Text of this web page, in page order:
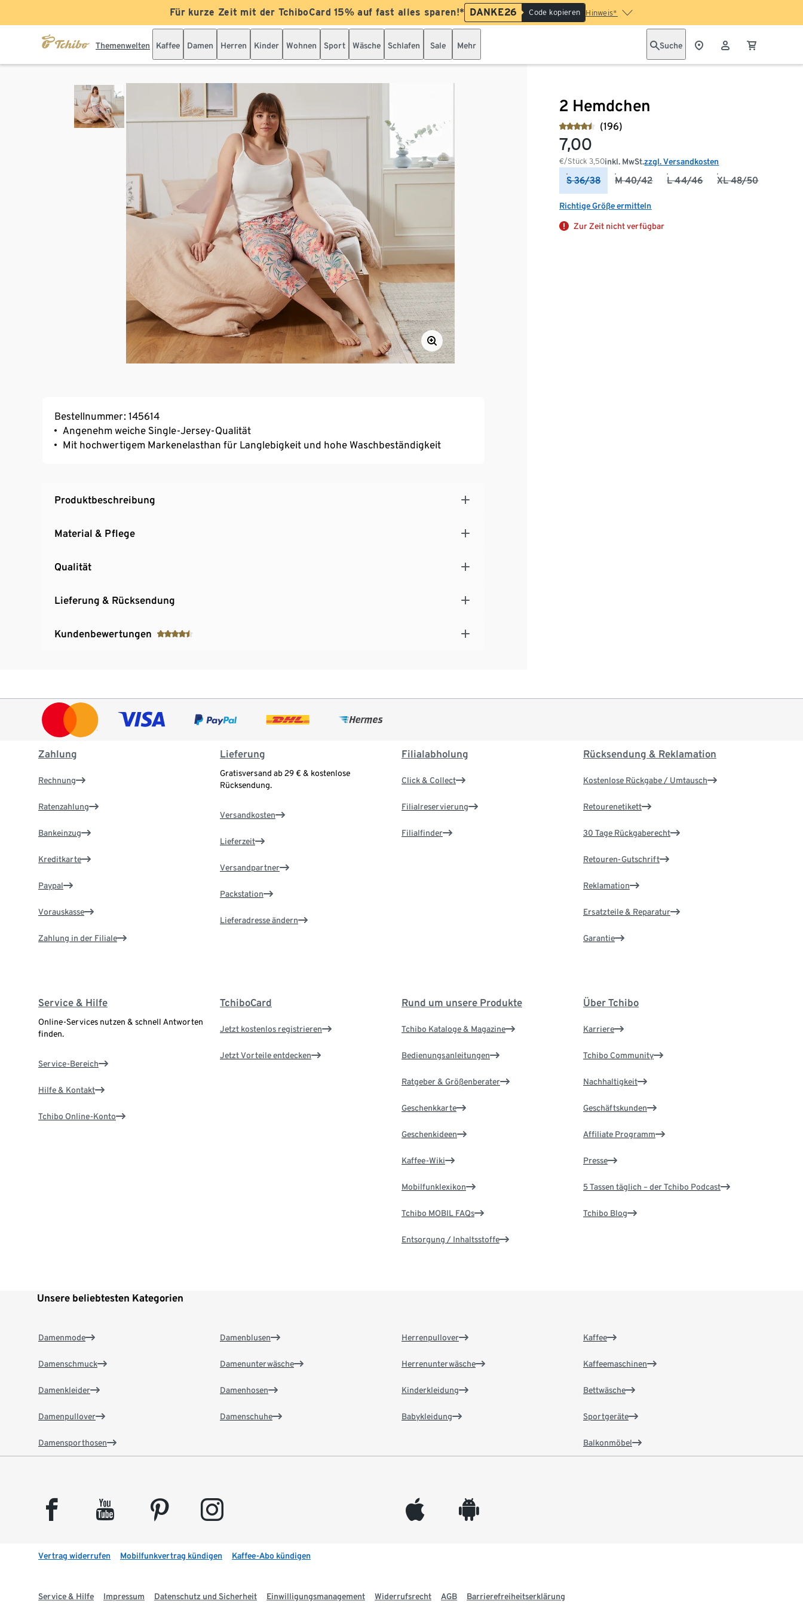
Für kurze Zeit mit der TchiboCard 15% auf fast alles sparen!* DANKE26 Code kopieren Hinweis*
Themenwelten Kaffee Damen Herren Kinder Wohnen Sport Wäsche Schlafen Sale Mehr Suche
2 Hemdchen
(196)
7,00
€/Stück3,50inkl. MwSt.zzgl. Versandkosten
S 36/38 M 40/42 L 44/46 XL 48/50
Richtige Größe ermitteln
Zur Zeit nicht verfügbar
Bestellnummer: 145614
Angenehm weiche Single-Jersey-Qualität
Mit hochwertigem Markenelasthan für Langlebigkeit und hohe Waschbeständigkeit
Produktbeschreibung
Material & Pflege
Qualität
Lieferung & Rücksendung
Kundenbewertungen
Zahlung
Rechnung
Ratenzahlung
Bankeinzug
Kreditkarte
Paypal
Vorauskasse
Zahlung in der Filiale
Lieferung
Gratisversand ab 29 € & kostenlose
Rücksendung.
Versandkosten
Lieferzeit
Versandpartner
Packstation
Lieferadresse ändern
Filialabholung
Click & Collect
Filialreservierung
Filialfinder
Rücksendung & Reklamation
Kostenlose Rückgabe / Umtausch
Retourenetikett
30 Tage Rückgaberecht
Retouren-Gutschrift
Reklamation
Ersatzteile & Reparatur
Garantie
Service & Hilfe
Online-Services nutzen & schnell Antworten
finden.
Service-Bereich
Hilfe & Kontakt
Tchibo Online-Konto
TchiboCard
Jetzt kostenlos registrieren
Jetzt Vorteile entdecken
Rund um unsere Produkte
Tchibo Kataloge & Magazine
Bedienungsanleitungen
Ratgeber & Größenberater
Geschenkkarte
Geschenkideen
Kaffee-Wiki
Mobilfunklexikon
Tchibo MOBIL FAQs
Entsorgung / Inhaltsstoffe
Über Tchibo
Karriere
Tchibo Community
Nachhaltigkeit
Geschäftskunden
Affiliate Programm
Presse
5 Tassen täglich – der Tchibo Podcast
Tchibo Blog
Unsere beliebtesten Kategorien
Damenmode
Damenschmuck
Damenkleider
Damenpullover
Damensporthosen
Damenblusen
Damenunterwäsche
Damenhosen
Damenschuhe
Herrenpullover
Herrenunterwäsche
Kinderkleidung
Babykleidung
Kaffee
Kaffeemaschinen
Bettwäsche
Sportgeräte
Balkonmöbel
facebook youtube pinterest instagram appleinc android
Vertrag widerrufen Mobilfunkvertrag kündigen Kaffee-Abo kündigen
Service & Hilfe Impressum Datenschutz und Sicherheit Einwilligungsmanagement Widerrufsrecht AGB Barrierefreiheitserklärung